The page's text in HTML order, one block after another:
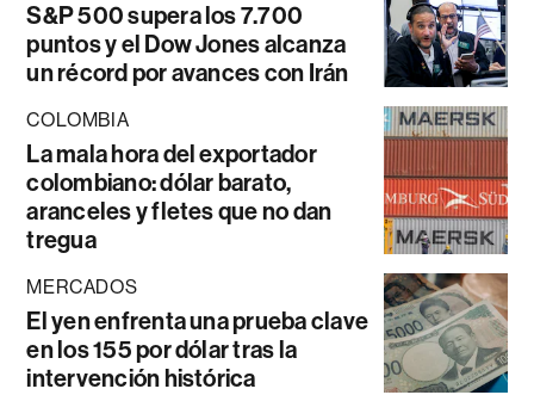
S&P 500 supera los 7.700
puntos y el Dow Jones alcanza
un récord por avances con Irán
COLOMBIA
La mala hora del exportador
colombiano: dólar barato,
aranceles y fletes que no dan
tregua
MERCADOS
El yen enfrenta una prueba clave
en los 155 por dólar tras la
intervención histórica